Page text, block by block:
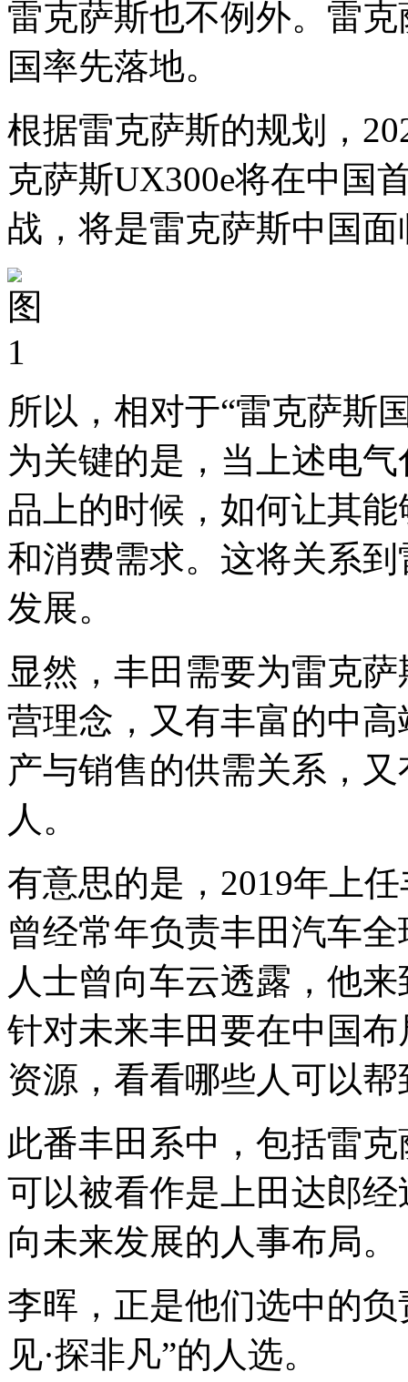
雷克萨斯也不例外。雷
国率先落地。
根据雷克萨斯的规划，
克萨斯UX300e将在中国
战，将是雷克萨斯中国
所以，相对于“雷克萨斯
为关键的是，当上述电
品上的时候，如何让其
和消费需求。这将关系
发展。
显然，丰田需要为雷克
营理念，又有丰富的中
产与销售的供需关系，
人。
有意思的是，2019年上
曾经常年负责丰田汽车
人士曾向车云透露，他
针对未来丰田要在中国
资源，看看哪些人可以
此番丰田系中，包括雷
可以被看作是上田达郎
向未来发展的人事布局。
李晖，正是他们选中的
见·探非凡”的人选。